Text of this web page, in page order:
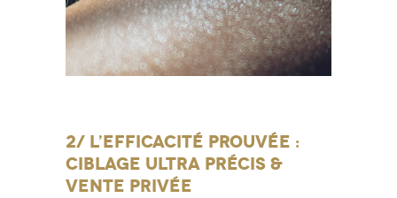
2/ L’efficacité prouvée :
ciblage ultra précis &
vente privée